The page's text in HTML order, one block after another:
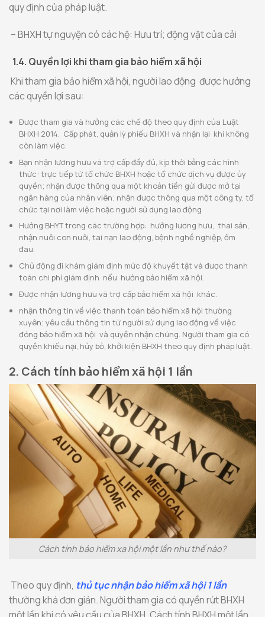
quy định của pháp luật.
– BHXH tự nguyện có các hệ: Hưu trí; động vật của cải
1.4. Quyền lợi khi tham gia bảo hiểm xã hội
Khi tham gia bảo hiểm xã hội, người lao động được hưởng
các quyền lợi sau:
Được tham gia và hưởng các chế độ theo quy định của Luật
BHXH 2014. Cấp phát, quản lý phiếu BHXH và nhận lại khi không
còn làm việc.
Bạn nhận lương hưu và trợ cấp đầy đủ, kịp thời bằng các hình
thức: trực tiếp từ tổ chức BHXH hoặc tổ chức dịch vụ được ủy
quyền; nhận được thông qua một khoản tiền gửi được mở tại
ngân hàng của nhân viên; nhận được thông qua một công ty, tổ
chức tại nơi làm việc hoặc người sử dụng lao động
Hưởng BHYT trong các trường hợp: hưởng lương hưu, thai sản,
nhận nuôi con nuôi, tai nạn lao động, bệnh nghề nghiệp, ốm
đau.
Chủ động đi khám giám định mức độ khuyết tật và được thanh
toán chi phí giám định nếu hưởng bảo hiểm xã hội.
Được nhận lương hưu và trợ cấp bảo hiểm xã hội khác.
nhận thông tin về việc thanh toán bảo hiểm xã hội thường
xuyên; yêu cầu thông tin từ người sử dụng lao động về việc
đóng bảo hiểm xã hội và quyền nhận chúng. Người tham gia có
quyền khiếu nại, hủy bỏ, khởi kiện BHXH theo quy định pháp luật.
2. Cách tính bảo hiểm xã hội 1 lần
Cách tính bảo hiểm xa hội một lần như thế nào?
Theo quy định, thủ tục nhận bảo hiểm xã hội 1 lần
thường khá đơn giản.Người tham gia có quyền rút BHXH